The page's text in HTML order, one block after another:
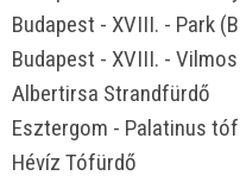
Budapest - XVIII. - Park
Budapest - XVIII. -
Albertirsa Strandfürdő
Esztergom - Palatinus
Hévíz Tófürdő